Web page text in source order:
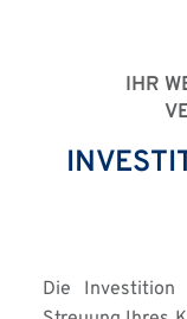
IHR
Die